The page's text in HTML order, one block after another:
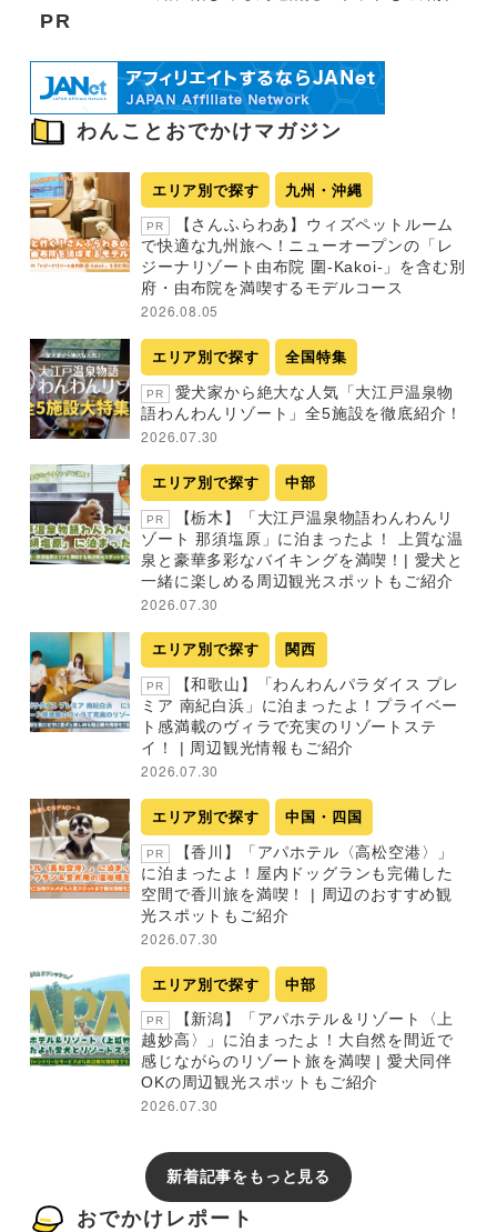
PR
わんことおでかけマガジン
エリア別で探す 九州・沖縄
PR
【さんふらわあ】ウィズペットルーム
で快適な九州旅へ！ニューオープンの「レ
ジーナリゾート由布院 圍-Kakoi-」を含む別
府・由布院を満喫するモデルコース
2026.08.05
エリア別で探す 全国特集
PR
愛犬家から絶大な人気「大江戸温泉物
語わんわんリゾート」全5施設を徹底紹介！
2026.07.30
エリア別で探す 中部
PR
【栃木】「大江戸温泉物語わんわんリ
ゾート 那須塩原」に泊まったよ！ 上質な温
泉と豪華多彩なバイキングを満喫！| 愛犬と
一緒に楽しめる周辺観光スポットもご紹介
2026.07.30
エリア別で探す 関西
PR
【和歌山】「わんわんパラダイス プレ
ミア 南紀白浜」に泊まったよ！プライベー
ト感満載のヴィラで充実のリゾートステ
イ！ | 周辺観光情報もご紹介
2026.07.30
エリア別で探す 中国・四国
PR
【香川】「アパホテル〈高松空港〉」
に泊まったよ！屋内ドッグランも完備した
空間で香川旅を満喫！ | 周辺のおすすめ観
光スポットもご紹介
2026.07.30
エリア別で探す 中部
PR
【新潟】「アパホテル＆リゾート〈上
越妙高〉」に泊まったよ！大自然を間近で
感じながらのリゾート旅を満喫 | 愛犬同伴
OKの周辺観光スポットもご紹介
2026.07.30
新着記事をもっと見る
おでかけレポート